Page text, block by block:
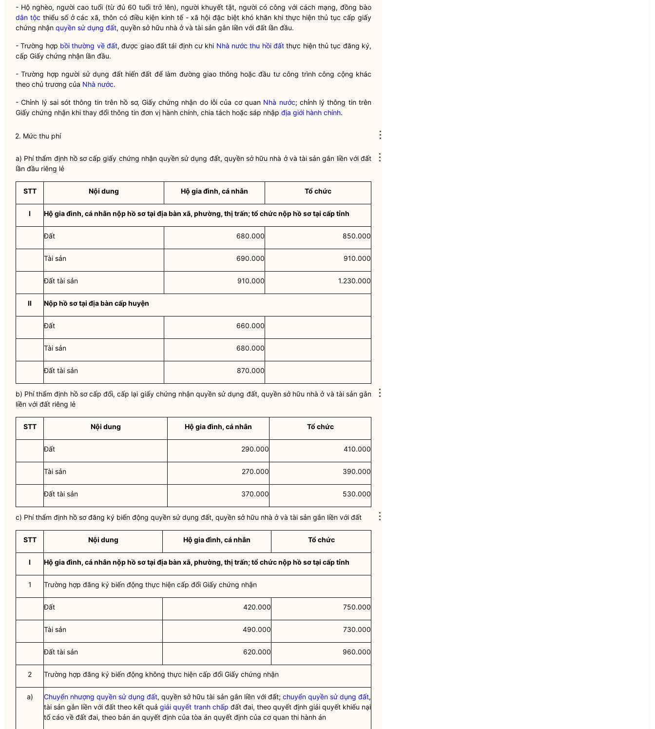
- Hộ nghèo, người cao tuổi (từ đủ 60 tuổi trở lên), người khuyết tật, người có công với cách mạng, đồng bào
dân tộc thiểu số ở các xã, thôn có điều kiện kinh tế - xã hội đặc biệt khó khăn khi thực hiện thủ tục cấp giấy
chứng nhận quyền sử dụng đất, quyền sở hữu nhà ở và tài sản gắn liền với đất lần đầu.
- Trường hợp bồi thường về đất, được giao đất tái định cư khi Nhà nước thu hồi đất thực hiện thủ tục đăng ký,
cấp Giấy chứng nhận lần đầu.
- Trường hợp người sử dụng đất hiến đất để làm đường giao thông hoặc đầu tư công trình công cộng khác
theo chủ trương của Nhà nước.
- Chỉnh lý sai sót thông tin trên hồ sơ, Giấy chứng nhận do lỗi của cơ quan Nhà nước; chỉnh lý thông tin trên
Giấy chứng nhận khi thay đổi thông tin đơn vị hành chính, chia tách hoặc sáp nhập địa giới hành chính.
2. Mức thu phí
a) Phí thẩm định hồ sơ cấp giấy chứng nhận quyền sử dụng đất, quyền sở hữu nhà ở và tài sản gắn liền với đất
lần đầu riêng lẻ
STT Nội dung Hộ gia đình, cá nhân Tổ chức
I Hộ gia đình, cá nhân nộp hồ sơ tại địa bàn xã, phường, thị trấn; tổ chức nộp hồ sơ tại cấp tỉnh
Đất 680.000 850.000
Tài sản 690.000 910.000
Đất tài sản 910.000 1.230.000
II Nộp hồ sơ tại địa bàn cấp huyện
Đất 660.000
Tài sản 680.000
Đất tài sản 870.000
b) Phí thẩm định hồ sơ cấp đổi, cấp lại giấy chứng nhậnquyền sử dụng đất, quyền sở hữu nhà ở và tài sản gắn
liền với đất riêng lẻ
STT Nội dung Hộ gia đình, cá nhân Tổ chức
Đất 290.000 410.000
Tài sản 270.000 390.000
Đất tài sản 370.000 530.000
c) Phí thẩm định hồ sơ đăng ký biến động quyền sử dụng đất, quyền sở hữu nhà ở và tài sản gắn liền với đất
STT Nội dung Hộ gia đình, cá nhân Tổ chức
I Hộ gia đình, cá nhân nộp hồ sơ tại địa bàn xã, phường, thị trấn; tổ chức nộp hồ sơ tại cấp tỉnh
1 Trường hợp đăng ký biến động thực hiện cấp đổi Giấy chứng nhận
Đất 420.000 750.000
Tài sản 490.000 730.000
Đất tài sản 620.000 960.000
2 Trường hợp đăng ký biến động không thực hiện cấp đổi Giấy chứng nhận
a) Chuyển nhượng quyền sử dụng đất, quyền sở hữu tài sản gắn liền với đất; chuyển quyền sử dụng đất,
tài sản gắn liền với đất theo kết quảgiải quyết tranh chấp đất đai, theo quyết định giải quyết khiếu nại
tố cáo về đất đai, theo bản án quyết định của tòa án quyết định của cơ quan thi hành án
⋮
⋮
⋮
⋮